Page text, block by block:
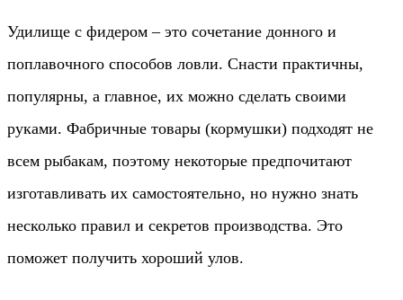
Удилище с фидером – это сочетание донного и
поплавочного способов ловли. Снасти практичны,
популярны, а главное, их можно сделать своими
руками. Фабричные товары (кормушки) подходят не
всем рыбакам, поэтому некоторые предпочитают
изготавливать их самостоятельно, но нужно знать
несколько правил и секретов производства. Это
поможет получить хороший улов.